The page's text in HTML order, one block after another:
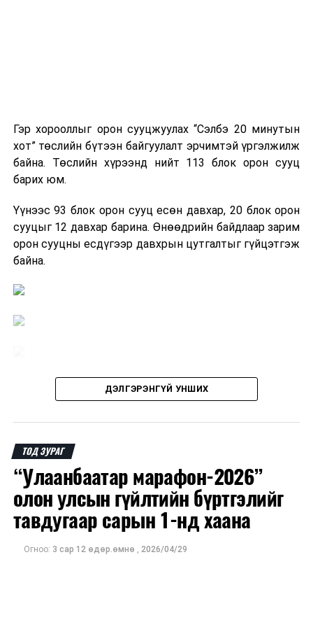
Гэр хорооллыг орон сууцжуулах “Сэлбэ 20 минутын
хот” төслийн бүтээн байгуулалт эрчимтэй үргэлжилж
байна. Төслийн хүрээнд нийт 113 блок орон сууц
барих юм.
Үүнээс 93 блок орон сууц есөн давхар, 20 блок орон
сууцыг 12 давхар барина. Өнөөдрийн байдлаар зарим
орон сууцны есдүгээр давхрын цутгалтыг гүйцэтгэж
байна.
ДЭЛГЭРЭНГҮЙ УНШИХ
ТОД ЗУРАГ
“Улаанбаатар марафон-2026”
олон улсын гүйлтийн бүртгэлийг
тавдугаар сарын 1-нд хаана
Огноо: 3 сар 12 өдөр.өмнө 2026/04/29